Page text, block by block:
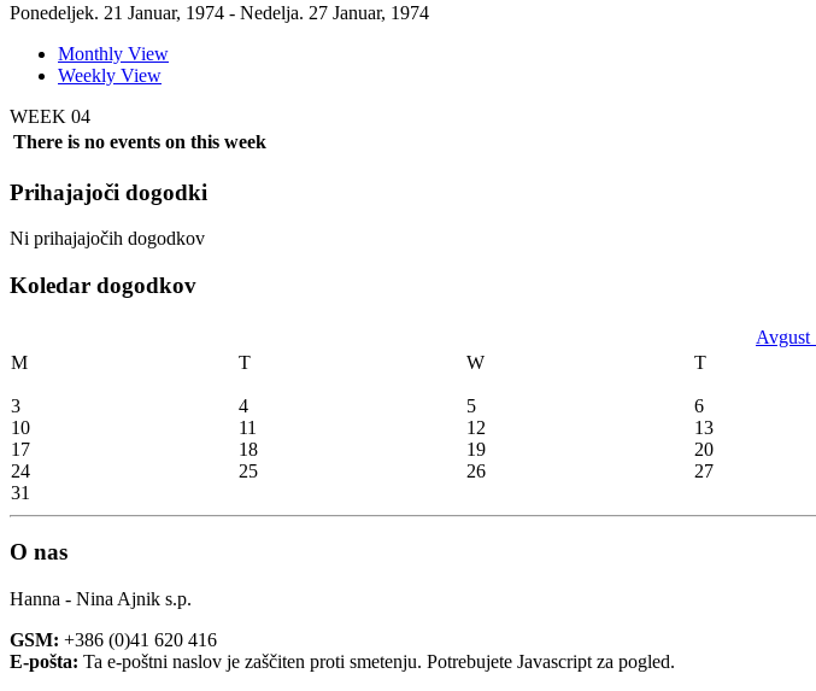
Ponedeljek. 21 Januar, 1974 - Nedelja. 27 Januar, 1974
Monthly View
Weekly View
WEEK 04
There is no events on this week
Prihajajoči dogodki
Ni prihajajočih dogodkov
Koledar dogodkov
Avgust
M
T W T
3
4 5 6
10
11 12 13
17
18 19 20
24
25 26 27
31
O nas
Hanna - Nina Ajnik s.p.
GSM: +386 (0)41 620 416
E-pošta: Ta e-poštni naslov je zaščiten proti smetenju. Potrebujete Javascript za pogled.